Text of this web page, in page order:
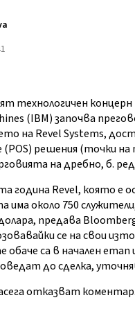
технологичен
(IBM) започва
на Revel Systems,
решения (точки на
на дребно, б.
година Revel, която е
има около 750
предава
се на свои
обаче са в начален етап
до сделка,
отказват коментар.